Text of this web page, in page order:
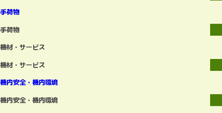
手荷物
手荷物
機材・サービス
機材・サービス
機内安全・機内環境
機内安全・機内環境